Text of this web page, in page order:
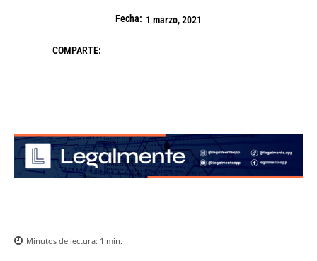
Fecha: 1 marzo, 2021
COMPARTE:
Minutos de lectura: 1 min.